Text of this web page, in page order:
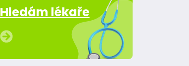
Hledám lékaře